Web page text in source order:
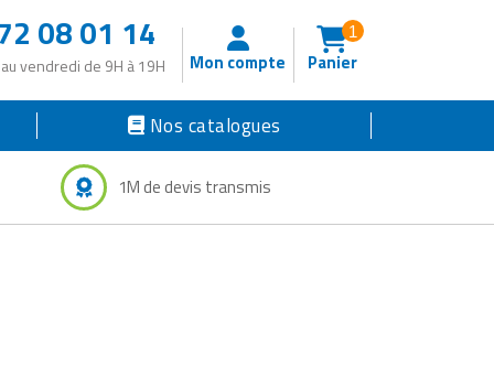
08 01 14
vendredi de 9H à 19H Mon compte Panier
1
Nos catalogues
1M de devis transmis